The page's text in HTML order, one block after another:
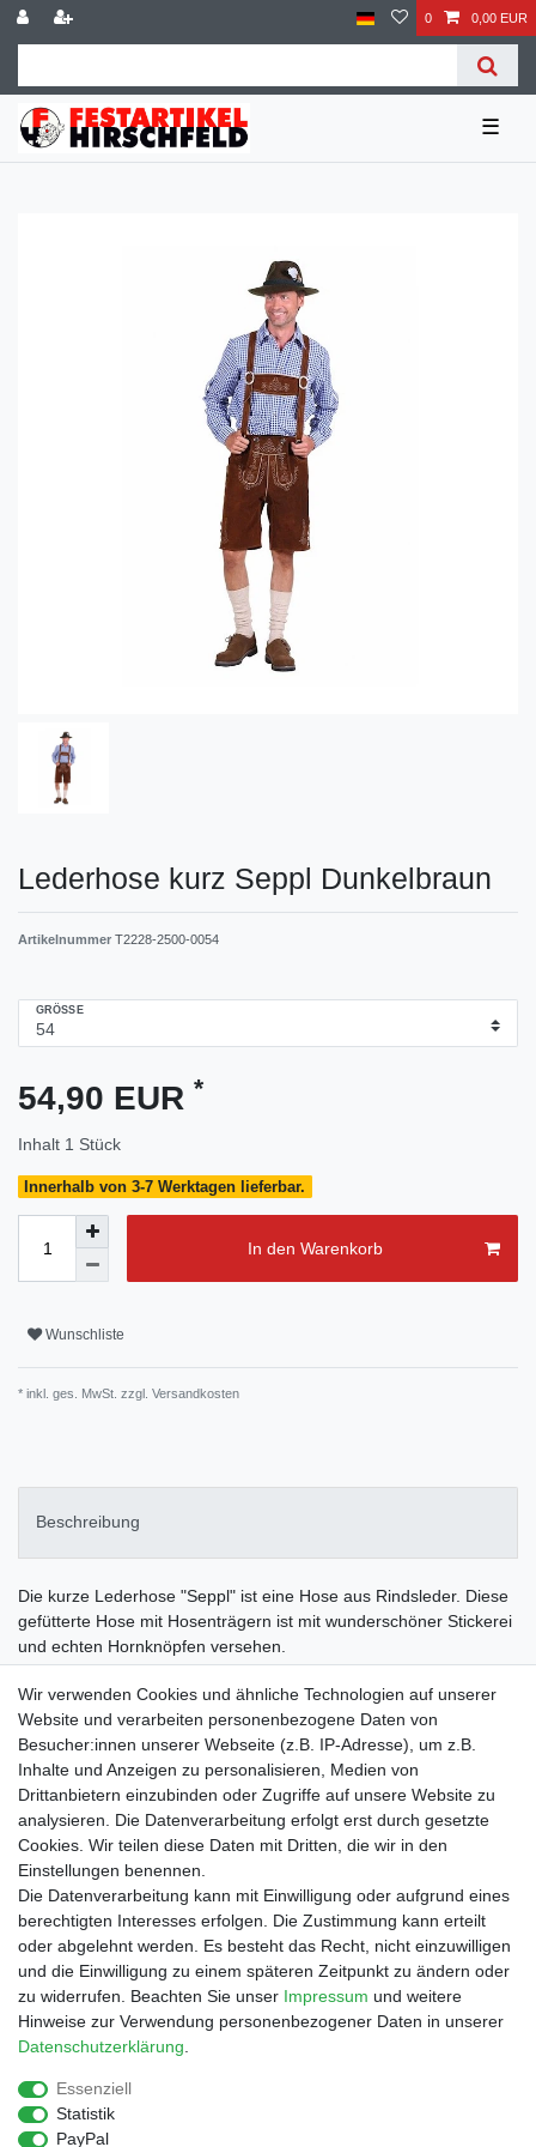
0 0,00 EUR
☰
Lederhose kurz Seppl Dunkelbraun
Artikelnummer T2228-2500-0054
GRÖSSE
54,90 EUR *
Inhalt 1 Stück
Innerhalb von 3-7 Werktagen lieferbar.
In den Warenkorb
Wunschliste
* inkl. ges. MwSt. zzgl. Versandkosten
Beschreibung
Die kurze Lederhose "Seppl" ist eine Hose aus Rindsleder. Diese
gefütterte Hose mit Hosenträgern ist mit wunderschöner Stickerei
und echten Hornknöpfen versehen.
Textilkennzeichnung: 100% Polyester
Shop
Zahlungs- und Versandbedingungen
Warenkorb
Kasse
Mein Konto
Kontakt
Facebook
Service
Impressum
Wir verwenden Cookies und ähnliche Technologien auf unserer
Website und verarbeiten personenbezogene Daten von
Besucher:innen unserer Webseite (z.B. IP-Adresse), um z.B.
Inhalte und Anzeigen zu personalisieren, Medien von
Drittanbietern einzubinden oder Zugriffe auf unsere Website zu
analysieren. Die Datenverarbeitung erfolgt erst durch gesetzte
Cookies. Wir teilen diese Daten mit Dritten, die wir in den
Einstellungen benennen.
Die Datenverarbeitung kann mit Einwilligung oder aufgrund eines
berechtigten Interesses erfolgen. Die Zustimmung kann erteilt
oder abgelehnt werden. Es besteht das Recht, nicht einzuwilligen
und die Einwilligung zu einem späteren Zeitpunkt zu ändern oder
zu widerrufen. Beachten Sie unser Impressum und weitere
Hinweise zur Verwendung personenbezogener Daten in unserer
Daten­schutz­erklärung
Essenziell
Statistik
PayPal